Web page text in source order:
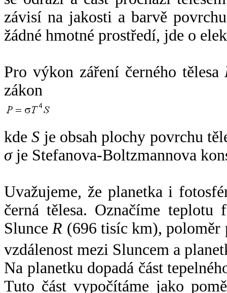
závisí na jakosti a barvě
žádné hmotné prostředí, jde o
Pro výkon záření černého tělesa
zákon
kdeS je obsah plochy povrchu
σje Stefanova-Boltzmannova
Uvažujeme, že planetka i
černá tělesa. Označíme
SlunceR (696 tisíc km),
vzdálenost mezi Sluncem a
Na planetku dopadá část
Tuto část vypočítáme jako